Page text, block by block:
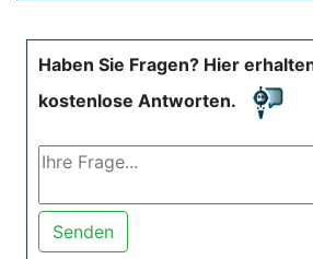
Haben Sie Fragen? Hier
kostenlose Antworten.
Senden